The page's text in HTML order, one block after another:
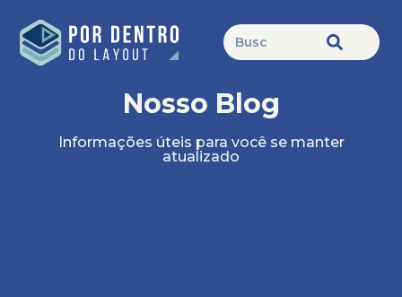
Nosso Blog
Informações úteis para você se manter
atualizado